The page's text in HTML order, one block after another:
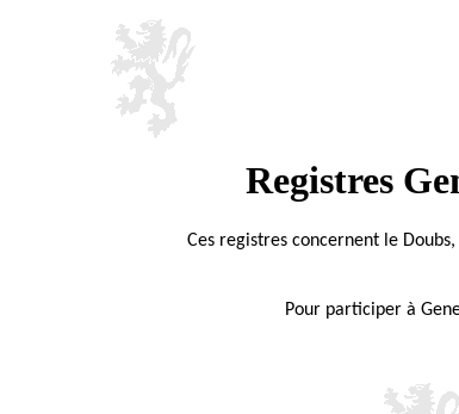
Registres
Ces registres concernent le
Pour participer à